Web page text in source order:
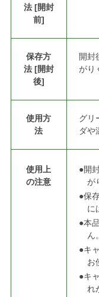
法 [開封
前]
保存方
法 [開封
後]
開封
がり
使用方
法
グリ
ダや
使用上
の注意
●開
が
●保
に
●本
ん。
●キ
お
●キ
れ